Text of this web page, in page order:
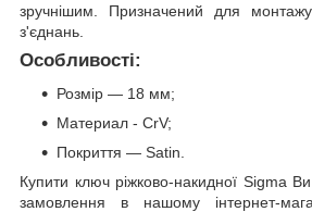
зручнішим. Призначений для
з'єднань.
Особливості:
Розмір — 18 мм;
Материал - CrV;
Покриття — Satin.
Купити ключ ріжково-накидної Sigma
замовлення в нашому інтернет-